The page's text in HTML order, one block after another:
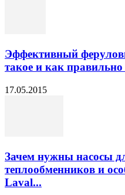
Эффективный
такое и как правильно
17.05.2015
Зачем нужны насосы
теплообменников и
Laval...